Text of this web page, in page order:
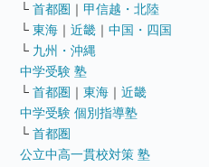
└ 首都圏 ｜ 甲信越・北陸
└ 東海 ｜ 近畿 ｜ 中国・四国
└ 九州・沖縄
中学受験 塾
└ 首都圏 ｜ 東海 ｜ 近畿
中学受験 個別指導塾
└ 首都圏
公立中高一貫校対策 塾